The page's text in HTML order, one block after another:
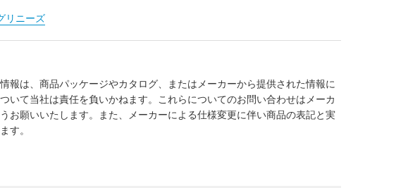
リニーズ
報は、商品パッケージやカタログ、またはメーカーから提供された情報に
いて当社は責任を負いかねます。これらについてのお問い合わせはメーカ
お願いいたします。また、メーカーによる仕様変更に伴い商品の表記と実
す。